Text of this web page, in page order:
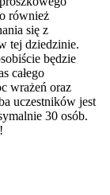
również
się z
tej dziedzinie.
będzie
całego
wrażeń oraz
uczestników jest
30 osób.